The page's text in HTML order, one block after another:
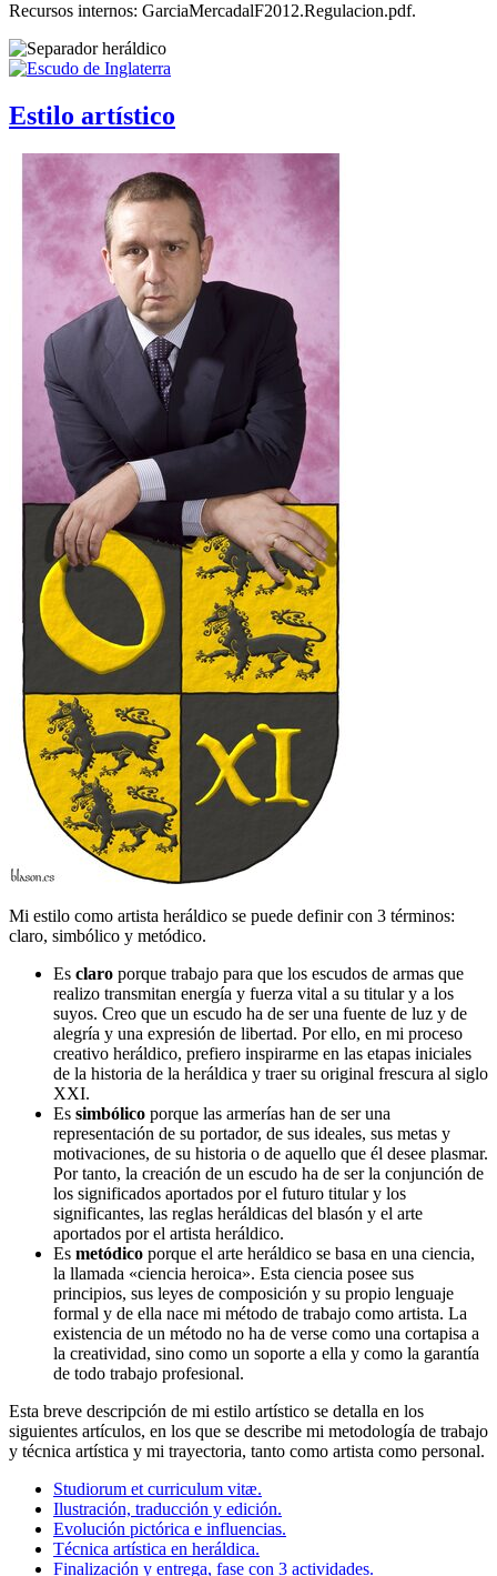
Recursos internos: GarciaMercadalF2012.Regulacion.pdf.
Estilo artístico
Mi estilo como artista heráldico se puede definir con 3 términos:
claro, simbólico y metódico.
Es claro porque trabajo para que los escudos de armas que
realizo transmitan energía y fuerza vital a su titular y a los
suyos. Creo que un escudo ha de ser una fuente de luz y de
alegría y una expresión de libertad. Por ello, en mi proceso
creativo heráldico, prefiero inspirarme en las etapas iniciales
de la historia de la heráldica y traer su original frescura al siglo
XXI.
Es simbólico porque las armerías han de ser una
representación de su portador, de sus ideales, sus metas y
motivaciones, de su historia o de aquello que él desee plasmar.
Por tanto, la creación de un escudo ha de ser la conjunción de
los significados aportados por el futuro titular y los
significantes, las reglas heráldicas del blasón y el arte
aportados por el artista heráldico.
Es metódico porque el arte heráldico se basa en una ciencia,
la llamada «ciencia heroica». Esta ciencia posee sus
principios, sus leyes de composición y su propio lenguaje
formal y de ella nace mi método de trabajo como artista. La
existencia de un método no ha de verse como una cortapisa a
la creatividad, sino como un soporte a ella y como la garantía
de todo trabajo profesional.
Esta breve descripción de mi estilo artístico se detalla en los
siguientes artículos, en los que se describe mi metodología de trabajo
y técnica artística y mi trayectoria, tanto como artista como personal.
Studiorum et curriculum vitæ.
Ilustración, traducción y edición.
Evolución pictórica e influencias.
Técnica artística en heráldica.
Finalización y entrega, fase con 3 actividades.